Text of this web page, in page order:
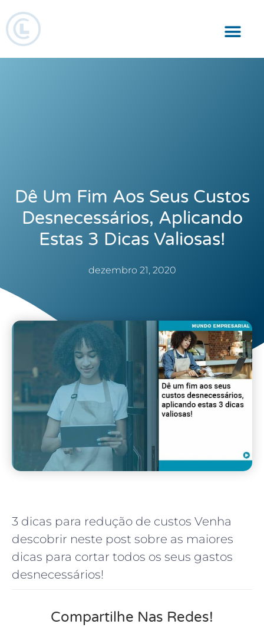
Dê Um Fim Aos Seus Custos
Desnecessários, Aplicando
Estas 3 Dicas Valiosas!
dezembro 21, 2020
3 dicas para redução de custos Venha
descobrir neste post sobre as maiores
dicas para cortar todos os seus gastos
desnecessários!
Compartilhe Nas Redes!